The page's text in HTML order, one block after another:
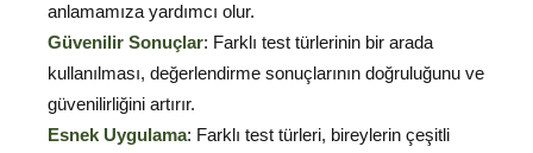
anlamamıza yardımcı olur.
Güvenilir Sonuçlar: Farklı test türlerinin bir arada
kullanılması, değerlendirme sonuçlarının doğruluğunu ve
güvenilirliğini artırır.
Esnek Uygulama: Farklı test türleri, bireylerin çeşitli